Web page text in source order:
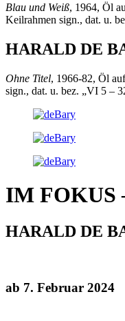
Blau und Weiß, 1964, Öl
Keilrahmen sign., dat. u.
HARALD DE
Ohne Titel, 1966-82, Öl
sign., dat. u. bez. „VI 5 –
IM FOKUS
HARALD DE
ab 7. Februar 2024